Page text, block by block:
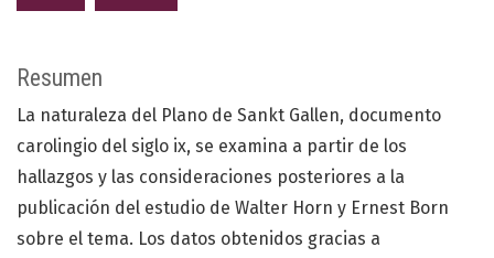
Resumen
La naturaleza del Plano de Sankt Gallen, documento
carolingio del siglo ix, se examina a partir de los
hallazgos y las consideraciones posteriores a la
publicación del estudio de Walter Horn y Ernest Born
sobre el tema. Los datos obtenidos gracias a